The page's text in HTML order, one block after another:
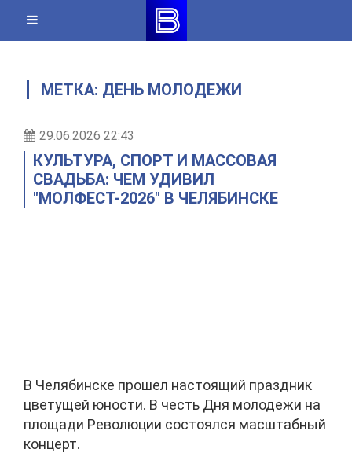
content
МЕТКА: ДЕНЬ МОЛОДЕЖИ
29.06.2026 22:43
КУЛЬТУРА, СПОРТ И МАССОВАЯ
СВАДЬБА: ЧЕМ УДИВИЛ
"МОЛФЕСТ-2026" В ЧЕЛЯБИНСКЕ
В Челябинске прошел настоящий праздник
цветущей юности. В честь Дня молодежи на
площади Революции состоялся масштабный
концерт.